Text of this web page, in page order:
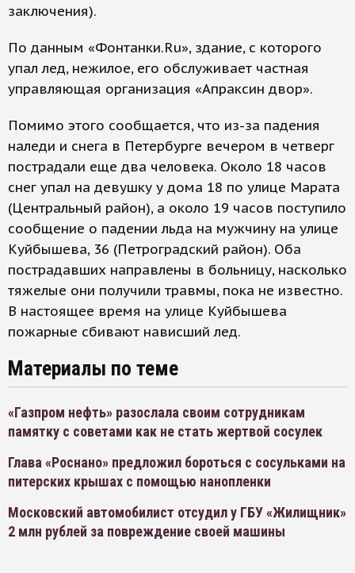
заключения).
По данным «Фонтанки.Ru», здание, с которого
упал лед, нежилое, его обслуживает частная
управляющая организация «Апраксин двор».
Помимо этого сообщается, что из-за падения
наледи и снега в Петербурге вечером в четверг
пострадали еще два человека. Около 18 часов
снег упал на девушку у дома 18 по улице Марата
(Центральный район), а около 19 часов поступило
сообщение о падении льда на мужчину на улице
Куйбышева, 36 (Петроградский район). Оба
пострадавших направлены в больницу, насколько
тяжелые они получили травмы, пока не известно.
В настоящее время на улице Куйбышева
пожарные сбивают нависший лед.
Материалы по теме
«Газпром нефть» разослала своим сотрудникам
памятку с советами как не стать жертвой сосулек
Глава «Роснано» предложил бороться с сосульками на
питерских крышах с помощью нанопленки
Московский автомобилист отсудил у ГБУ «Жилищник»
2 млн рублей за повреждение своей машины